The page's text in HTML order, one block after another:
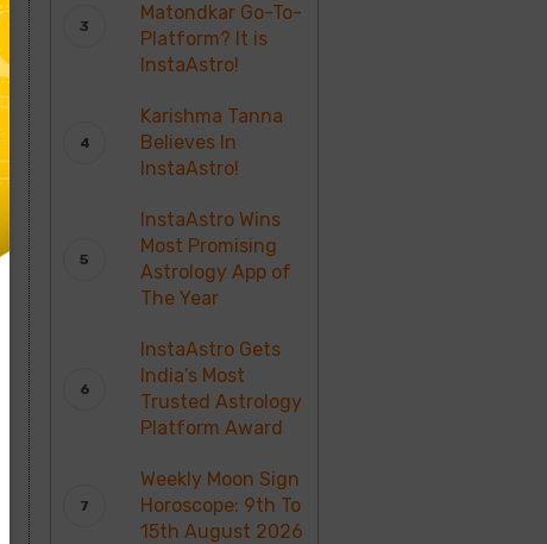
Matondkar Go-To-
Platform? It is
InstaAstro!
Karishma Tanna
Believes In
InstaAstro!
InstaAstro Wins
Most Promising
Astrology App of
The Year
InstaAstro Gets
India’s Most
Trusted Astrology
Platform Award
Weekly Moon Sign
Horoscope: 9th To
15th August 2026